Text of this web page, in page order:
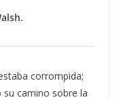
corrompida;
camino sobre la